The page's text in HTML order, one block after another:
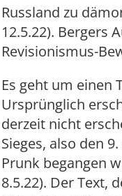
Russland zu
12.5.22). Bergers
Revisionismus-
Es geht um einen
Ursprünglich
derzeit nicht
Sieges, also den
Prunk begangen
8.5.22). Der Text,